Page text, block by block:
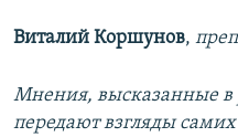
Виталий Коршунов,
Мнения, высказанные в
передают взгляды самих